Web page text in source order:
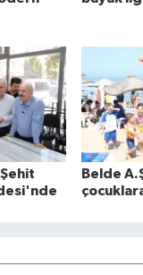
Belde